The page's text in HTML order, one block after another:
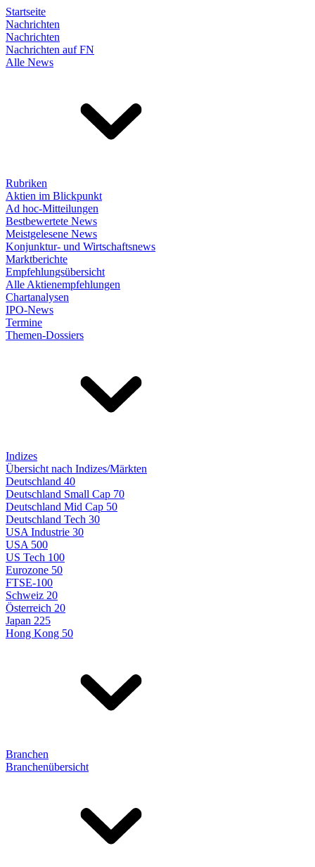
Startseite
Nachrichten
Nachrichten
Nachrichten auf FN
Alle News
Rubriken
Aktien im Blickpunkt
Ad hoc-Mitteilungen
Bestbewertete News
Meistgelesene News
Konjunktur- und Wirtschaftsnews
Marktberichte
Empfehlungsübersicht
Alle Aktienempfehlungen
Chartanalysen
IPO-News
Termine
Themen-Dossiers
Indizes
Übersicht nach Indizes/Märkten
Deutschland 40
Deutschland Small Cap 70
Deutschland Mid Cap 50
Deutschland Tech 30
USA Industrie 30
USA 500
US Tech 100
Eurozone 50
FTSE-100
Schweiz 20
Österreich 20
Japan 225
Hong Kong 50
Branchen
Branchenübersicht